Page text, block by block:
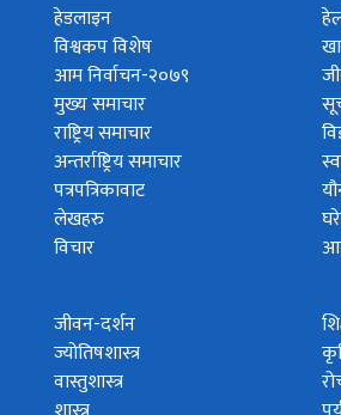
हेडलाइन
विश्वकप विशेष
आम निर्वाचन-२०७९
मुख्य समाचार
राष्ट्रिय समाचार
अन्तर्राष्ट्रिय समाचार
पत्रपत्रिकावाट
लेखहरु
विचार
जीवन-दर्शन
ज्योतिषशास्त्र
वास्तुशास्त्र